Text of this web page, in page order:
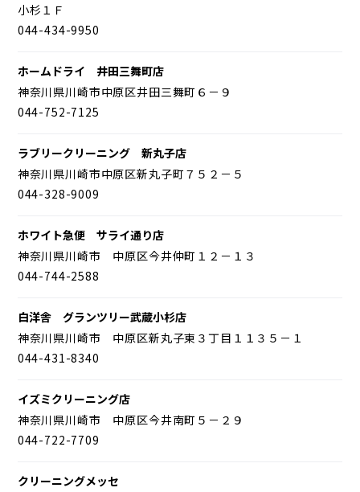
小杉１Ｆ
044-434-9950
ホームドライ 井田三舞町店
神奈川県川崎市中原区井田三舞町６－９
044-752-7125
ラブリークリーニング 新丸子店
神奈川県川崎市中原区新丸子町７５２－５
044-328-9009
ホワイト急便 サライ通り店
神奈川県川崎市 中原区今井仲町１２－１３
044-744-2588
白洋舎 グランツリー武蔵小杉店
神奈川県川崎市 中原区新丸子東３丁目１１３５－１
044-431-8340
イズミクリーニング店
神奈川県川崎市 中原区今井南町５－２９
044-722-7709
クリーニングメッセ